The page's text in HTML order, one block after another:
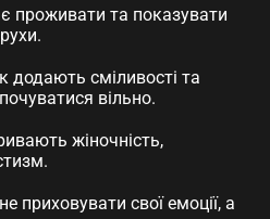
проживати та показувати
додають сміливості та
вільно.
жіночність,
приховувати свої емоції, а